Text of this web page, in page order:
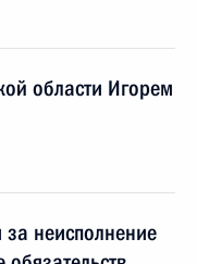
области Игорем
за неисполнение